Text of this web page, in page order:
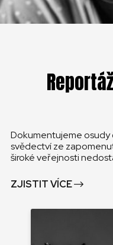
Dokumentujeme osudy
svědectví ze
široké veřejnosti
ZJISTIT VÍCE